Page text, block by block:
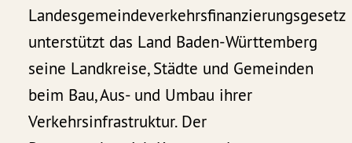
Landesgemeindeverkehrsfinanzierungsgesetz
unterstützt das Land Baden-Württemberg
seine Landkreise, Städte und Gemeinden
beim Bau, Aus- und Umbau ihrer
Verkehrsinfrastruktur. Der